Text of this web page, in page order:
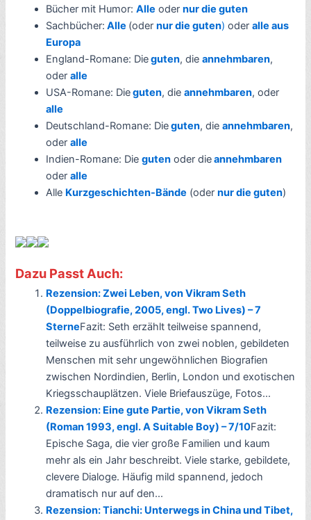
Bücher mit Humor:Alle odernur die guten
Sachbücher: Alle (odernur die guten) oderalle aus
Europa
England-Romane: Dieguten, dieannehmbaren,
oderalle
USA-Romane: Dieguten, dieannehmbaren, oder
alle
Deutschland-Romane: Dieguten, dieannehmbaren,
oderalle
Indien-Romane: Dieguten oder dieannehmbaren
oderalle
Alle Kurzgeschichten-Bände (odernur die guten)
Dazu Passt Auch:
Rezension: Zwei Leben, von Vikram Seth
(Doppelbiografie, 2005, engl. Two Lives) – 7
SterneFazit: Seth erzählt teilweise spannend,
teilweise zu ausführlich von zwei noblen, gebildeten
Menschen mit sehr ungewöhnlichen Biografien
zwischen Nordindien, Berlin, London und exotischen
Kriegsschauplätzen. Viele Briefauszüge, Fotos...
Rezension: Eine gute Partie, von Vikram Seth
(Roman 1993, engl. A Suitable Boy) – 7/10Fazit:
Epische Saga, die vier große Familien und kaum
mehr als ein Jahr beschreibt. Viele starke, gebildete,
clevere Dialoge. Häufig mild spannend, jedoch
dramatisch nur auf den...
Rezension: Tianchi: Unterwegs in China und Tibet,